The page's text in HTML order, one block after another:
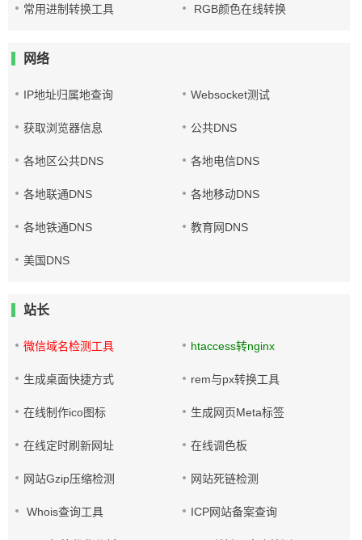
常用进制转换工具 RGB颜色在线转换
网络
IP地址归属地查询 Websocket测试
获取浏览器信息 公共DNS
各地区公共DNS 各地电信DNS
各地联通DNS 各地移动DNS
各地铁通DNS 教育网DNS
美国DNS
站长
微信域名检测工具 htaccess转nginx
生成桌面快捷方式 rem与px转换工具
在线制作ico图标 生成网页Meta标签
在线定时刷新网址 在线调色板
网站Gzip压缩检测 网站死链检测
Whois查询工具 ICP网站备案查询